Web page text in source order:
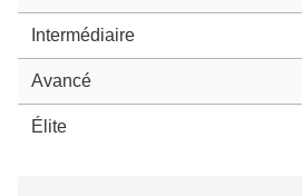
Intermédiaire
Avancé
Élite